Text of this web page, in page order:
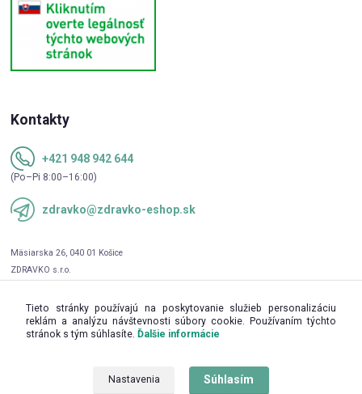
Kontakty
+421 948 942 644
(Po–Pi 8:00–16:00)
zdravko@zdravko-eshop.sk
Tieto stránky používajú na poskytovanie služieb personalizáciu
reklám a analýzu návštevnosti súbory cookie. Používaním týchto
stránok s tým súhlasíte. Ďalšie informácie
Nastavenia Súhlasím